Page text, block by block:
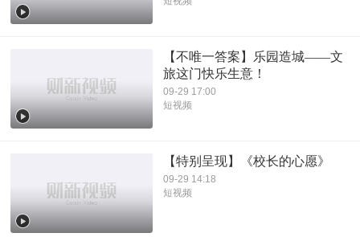
【不唯一答案】乐园造城——文
旅这门快乐生意！
09-29 17:00
短视频
【特别呈现】《校长的心愿》
09-29 14:18
短视频